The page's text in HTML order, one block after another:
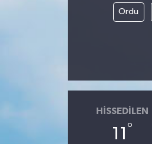
Ordu
HISSEDILEN
11°